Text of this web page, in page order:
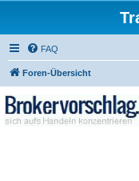
FAQ
Foren-Übersicht